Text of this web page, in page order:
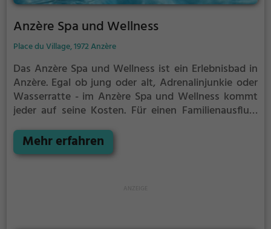
Anzère Spa und Wellness
Place du Village, 1972 Anzère
Das Anzère Spa und Wellness ist ein Erlebnisbad in
Anzère. Egal ob jung oder alt, Adrenalinjunkie oder
Wasserratte - im Anzère Spa und Wellness kommt
jeder auf seine Kosten. Für einen Familienausflug,
ist das Anzère Spa und Wellness genau die richtige
Adresse.
Mehr erfahren